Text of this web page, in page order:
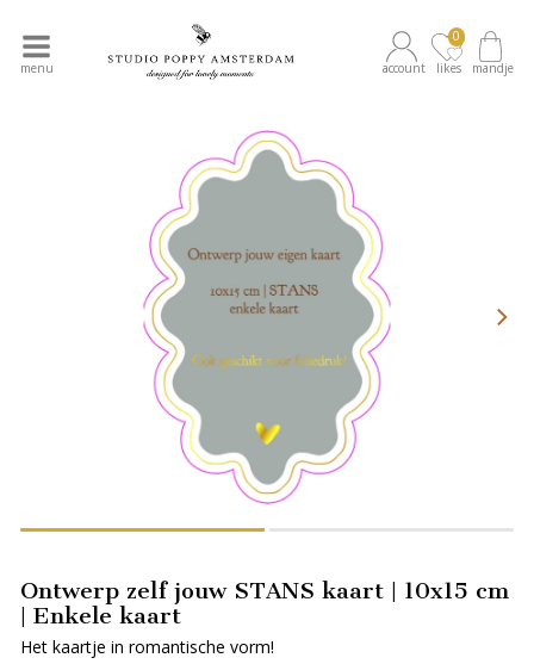
menu account likes
0
mandje
Ontwerp zelf jouw STANS kaart | 10x15 cm
| Enkele kaart
Het kaartje in romantische vorm!